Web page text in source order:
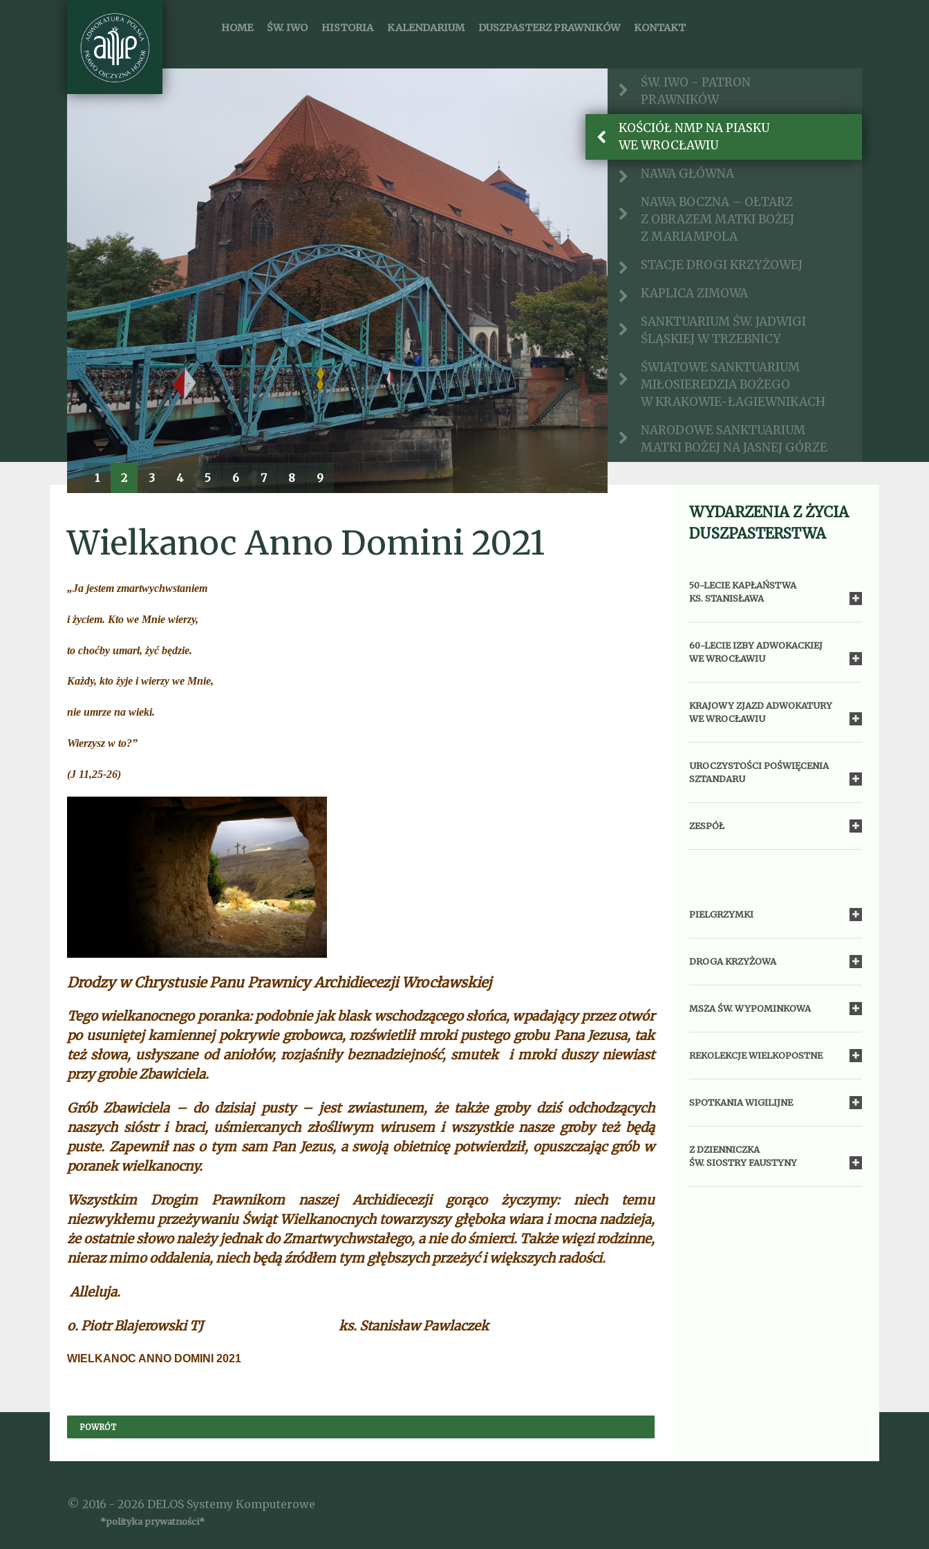
HOME ŚW. IWO HISTORIA KALENDARIUM DUSZPASTERZ PRAWNIKÓW KONTAKT
1 2 3 4 5 6 7 8 9
ŚW. IWO - PATRON
PRAWNIKÓW
KOŚCIÓŁ NMP NA PIASKU
WE WROCŁAWIU
NAWA GŁÓWNA
NAWA BOCZNA – OŁTARZ
Z OBRAZEM MATKI BOŻEJ
Z MARIAMPOLA
STACJE DROGI KRZYŻOWEJ
KAPLICA ZIMOWA
SANKTUARIUM ŚW. JADWIGI
ŚLĄSKIEJ W TRZEBNICY
ŚWIATOWE SANKTUARIUM
MIŁOSIEREDZIA BOŻEGO
W KRAKOWIE-ŁAGIEWNIKACH
NARODOWE SANKTUARIUM
MATKI BOŻEJ NA JASNEJ GÓRZE
Wielkanoc Anno Domini 2021
„Ja jestem zmartwychwstaniem
i życiem. Kto we Mnie wierzy,
to choćby umarł, żyć będzie.
Każdy, kto żyje i wierzy we Mnie,
nie umrze na wieki.
Wierzysz w to?”
(J 11,25-26)
Drodzy w Chrystusie Panu Prawnicy Archidiecezji Wrocławskiej
Tego wielkanocnego poranka: podobnie jak blask wschodzącego słońca, wpadający przez otwór
po usuniętej kamiennej pokrywie grobowca, rozświetlił mroki pustego grobu Pana Jezusa, tak
też słowa, usłyszane od aniołów, rozjaśniły beznadziejność, smutek i mroki duszy niewiast
przy grobie Zbawiciela.
Grób Zbawiciela – do dzisiaj pusty – jest zwiastunem, że także groby dziś odchodzących
naszych sióstr i braci, uśmiercanych złośliwym wirusem i wszystkie nasze groby też będą
puste. Zapewnił nas o tym sam Pan Jezus, a swoją obietnicę potwierdził, opuszczając grób w
poranek wielkanocny.
Wszystkim Drogim Prawnikom naszej Archidiecezji gorąco życzymy: niech temu
niezwykłemu przeżywaniu Świąt Wielkanocnych towarzyszy głęboka wiara i mocna nadzieja,
że ostatnie słowo należy jednak do Zmartwychwstałego, a nie do śmierci. Także więzi rodzinne,
nieraz mimo oddalenia, niech będą źródłem tym głębszych przeżyć i większych radości.
Alleluja.
o. Piotr Blajerowski TJ ks. Stanisław Pawlaczek
WIELKANOC ANNO DOMINI 2021
POWRÓT
WYDARZENIA Z ŻYCIA
DUSZPASTERSTWA
50-LECIE KAPŁAŃSTWA
KS. STANISŁAWA
60-LECIE IZBY ADWOKACKIEJ
WE WROCŁAWIU
KRAJOWY ZJAZD ADWOKATURY
WE WROCŁAWIU
UROCZYSTOŚCI POŚWIĘCENIA
SZTANDARU
ZESPÓŁ
PIELGRZYMKI
DROGA KRZYŻOWA
MSZA ŚW. WYPOMINKOWA
REKOLEKCJE WIELKOPOSTNE
SPOTKANIA WIGILIJNE
Z DZIENNICZKA
ŚW. SIOSTRY FAUSTYNY
© 2016 - 2026 DELOS Systemy Komputerowe
*polityka prywatności*